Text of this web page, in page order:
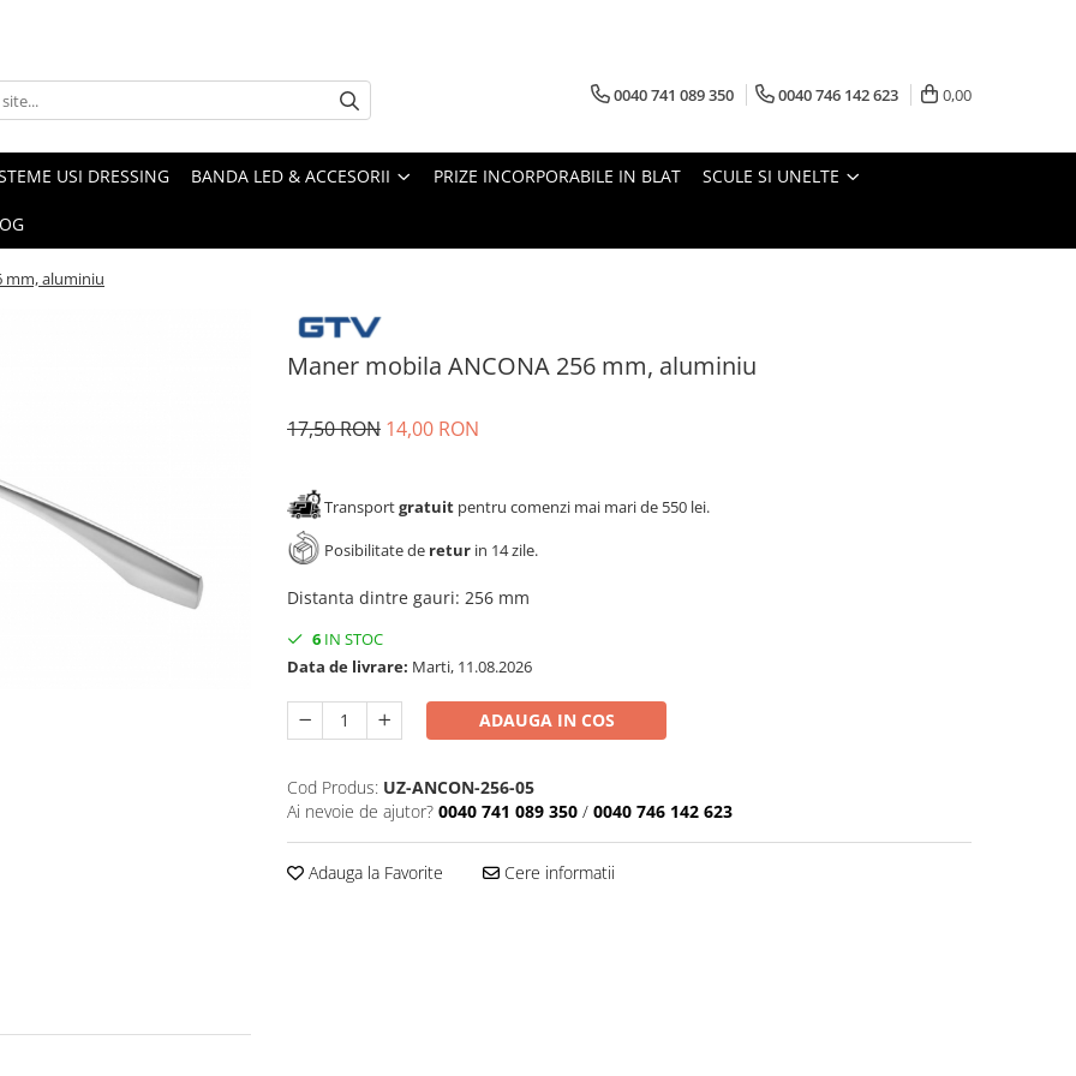
0040 741 089 350 0040 746 142 623 0,00
USI DRESSING BANDA LED & ACCESORII PRIZE INCORPORABILE IN BLAT SCULE SI UNELTE
mm, aluminiu
Maner mobila ANCONA 256 mm, aluminiu
17,50 RON 14,00 RON
Transportgratuit pentru comenzi mai mari de 550 lei.
Posibilitate de retur in 14 zile.
Distanta dintre gauri: 256 mm
6 IN STOC
Data de livrare: Marti, 11.08.2026
ADAUGA IN COS
Cod Produs: UZ-ANCON-256-05
Ai nevoie de ajutor? 0040 741 089 350 / 0040 746 142 623
Adauga la Favorite Cere informatii